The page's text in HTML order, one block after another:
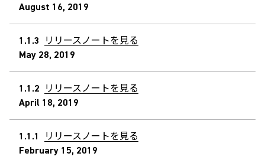
August 16, 2019
1.1.3
リリースノートを見る
May 28, 2019
1.1.2 リリースノートを見る
April 18, 2019
1.1.1
リリースノートを見る
February 15, 2019